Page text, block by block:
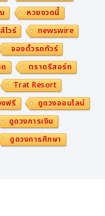
หวยงวดนี้
ไวร์
newswire
จองตั๋วรถทัวร์
ตราดรีสอร์ท
Trat Resort
งฟรี
ดูดวงออนไลน์
ดูดวงการเงิน
ดูดวงการศึกษา